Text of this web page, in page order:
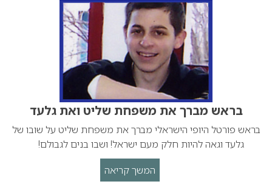
בראש מברך את משפחת שליט ואת גלעד
בראש פורטל היופי הישראלי מברך את משפחת שליט על שובו של
גלעד וגאה להיות חלק מעם ישראל! ושבו בנים לגבולם!
המשך קריאה